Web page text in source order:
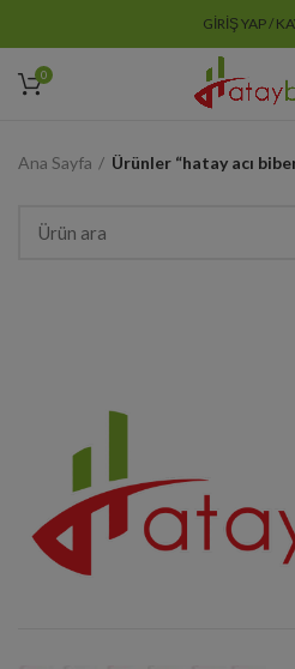
GIRIŞ YAP /
0
Ana Sayfa Ürünler “hatay acı